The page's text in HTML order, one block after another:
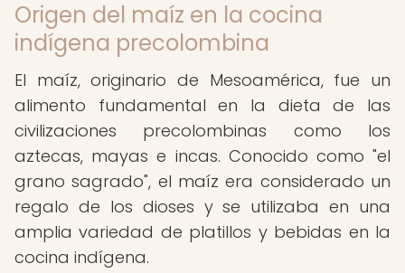
Origen del maíz en la cocina
indígena precolombina
El maíz, originario de Mesoamérica, fue un
alimento fundamental en la dieta de las
civilizaciones precolombinas como los
aztecas, mayas e incas. Conocido como "el
grano sagrado", el maíz era considerado un
regalo de los dioses y se utilizaba en una
amplia variedad de platillos y bebidas en la
cocina indígena.